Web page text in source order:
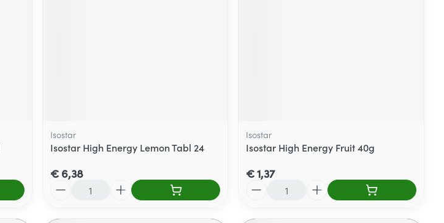
Isostar
Isostar High Energy Lemon Tabl 24
€ 6,38
Isostar
Isostar High Energy Fruit 40g
€ 1,37